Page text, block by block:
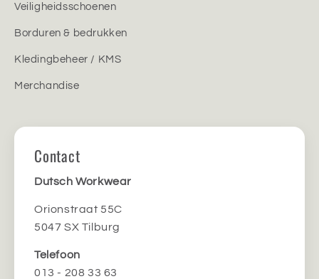
Veiligheidsschoenen
Borduren & bedrukken
Kledingbeheer / KMS
Merchandise
Contact
Dutsch Workwear
Orionstraat 55C
5047 SX Tilburg
Telefoon
013 - 208 33 63